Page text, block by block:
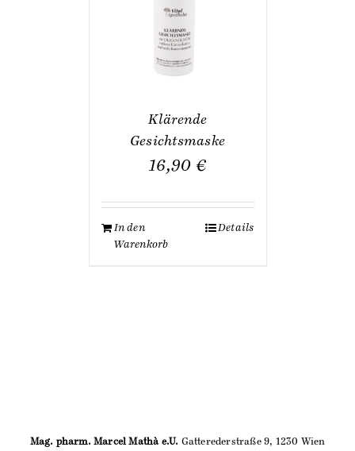
Klärende
Gesichtsmaske
16,90 €
In den
Warenkorb
Details
Mag. pharm. Marcel Mathà e.U. Gatterederstraße 9, 1230 Wien